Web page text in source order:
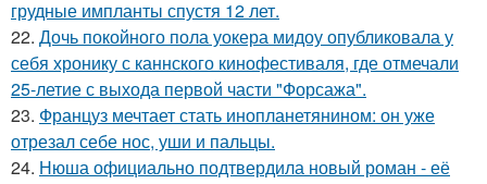
грудные импланты спустя 12 лет.
22. Дочь покойного пола уокера мидоу опубликовала у
себя хронику с каннского кинофестиваля, где отмечали
25-летие с выхода первой части "Форсажа".
23. Француз мечтает стать инопланетянином: он уже
отрезал себе нос, уши и пальцы.
24. Нюша официально подтвердила новый роман - её